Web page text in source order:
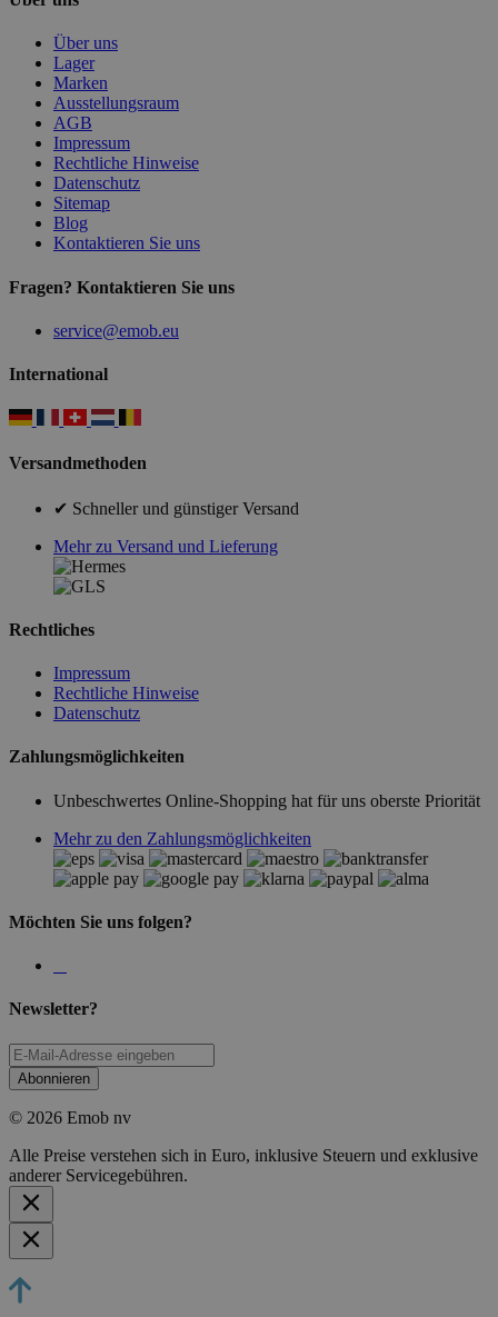
Über uns
Lager
Marken
Ausstellungsraum
AGB
Impressum
Rechtliche Hinweise
Datenschutz
Sitemap
Blog
Kontaktieren Sie uns
Fragen? Kontaktieren Sie uns
service@emob.eu
International
Versandmethoden
✔ Schneller und günstiger Versand
Mehr zu Versand und Lieferung
Rechtliches
Impressum
Rechtliche Hinweise
Datenschutz
Zahlungsmöglichkeiten
Unbeschwertes Online-Shopping hat für uns oberste Priorität
Mehr zu den Zahlungsmöglichkeiten
Möchten Sie uns folgen?
Newsletter?
Abonnieren
© 2026 Emob nv
Alle Preise verstehen sich in Euro, inklusive Steuern und exklusive
anderer Servicegebühren.